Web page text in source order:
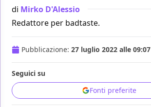
di Mirko D'Alessio
Redattore per badtaste.
Pubblicazione: 27 luglio 2022 alle 09:07
Seguici su
Fonti preferite